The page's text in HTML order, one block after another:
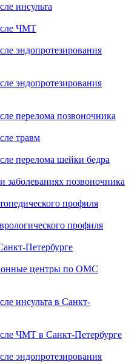
инсульта
ЧМТ
эндопротезирования
эндопротезирования
перелома позвоночника
травм
перелома шейки бедра
позвоночника
профиля
профиля
Петербурге
центры по ОМС
инсульта в Санкт-
ЧМТ в Санкт-Петербурге
эндопротезирования